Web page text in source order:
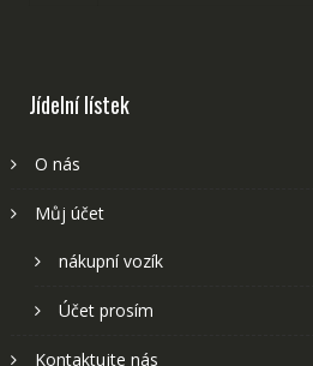
Jídelní lístek
O nás
Můj účet
nákupní vozík
Účet prosím
Kontaktujte nás